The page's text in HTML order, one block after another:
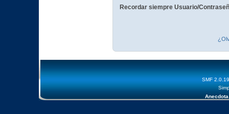
Recordar siempre Usuario/
SMF 2.0.19
Anecdota